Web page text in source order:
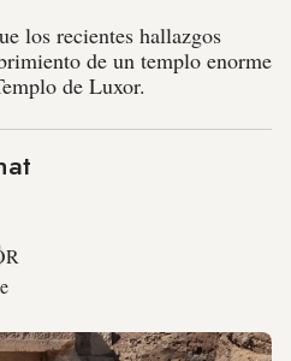
los recientes hallazgos
de un templo enorme
de Luxor.